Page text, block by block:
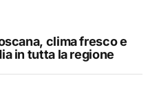
clima fresco e
in tutta la regione